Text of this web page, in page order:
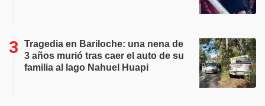
Tragedia en Bariloche: una nena de
3 años murió tras caer el auto de su
familia al lago Nahuel Huapi